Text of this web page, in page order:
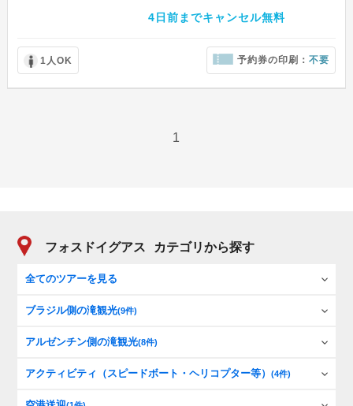
4日前までキャンセル無料
1人OK 予約券の印刷：不要
1
フォスドイグアス カテゴリから探す
全てのツアーを見る
ブラジル側の滝観光(9件)
アルゼンチン側の滝観光(8件)
アクティビティ（スピードボート・ヘリコプター等）(4件)